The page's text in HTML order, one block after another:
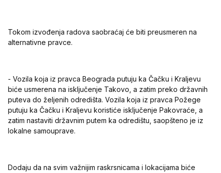
Tokom izvođenja radova saobraćaj će biti preusmeren na
alternativne pravce.
- Vozila koja iz pravca Beograda putuju ka Čačku i Kraljevu
biće usmerena na isključenje Takovo, a zatim preko državnih
puteva do željenih odredišta. Vozila koja iz pravca Požege
putuju ka Čačku i Kraljevu koristiće isključenje Pakovraće, a
zatim nastaviti državnim putem ka odredištu, saopšteno je iz
lokalne samouprave.
Dodaju da na svim važnijim raskrsnicama i lokacijama biće